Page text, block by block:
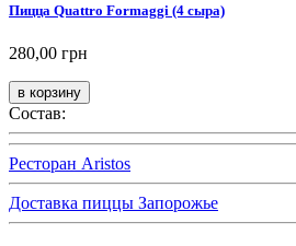
Пицца Quattro Formaggi (4 сыра)
280,00 грн
Состав:
Ресторан Aristos
Доставка пиццы Запорожье